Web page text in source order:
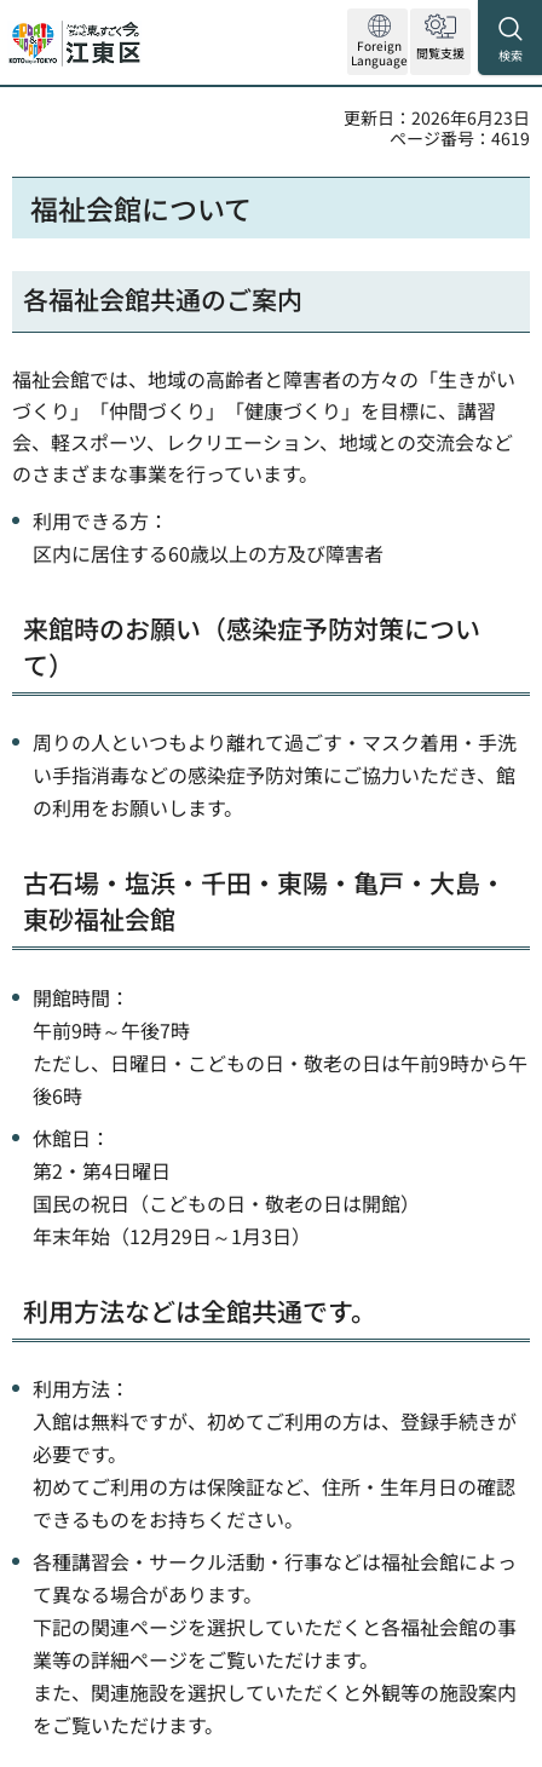
Foreign
Language 閲覧支援 検索
更新日：2026年6月23日
ページ番号：4619
福祉会館について
各福祉会館共通のご案内
福祉会館では、地域の高齢者と障害者の方々の「生きがい
づくり」「仲間づくり」「健康づくり」を目標に、講習
会、軽スポーツ、レクリエーション、地域との交流会など
のさまざまな事業を行っています。
利用できる方：
区内に居住する60歳以上の方及び障害者
来館時のお願い（感染症予防対策につい
て）
周りの人といつもより離れて過ごす・マスク着用・手洗
い手指消毒などの感染症予防対策にご協力いただき、館
の利用をお願いします。
古石場・塩浜・千田・東陽・亀戸・大島・
東砂福祉会館
開館時間：
午前9時～午後7時
ただし、日曜日・こどもの日・敬老の日は午前9時から午
後6時
休館日：
第2・第4日曜日
国民の祝日（こどもの日・敬老の日は開館）
年末年始（12月29日～1月3日）
利用方法などは全館共通です。
利用方法：
入館は無料ですが、初めてご利用の方は、登録手続きが
必要です。
初めてご利用の方は保険証など、住所・生年月日の確認
できるものをお持ちください。
各種講習会・サークル活動・行事などは福祉会館によっ
て異なる場合があります。
下記の関連ページを選択していただくと各福祉会館の事
業等の詳細ページをご覧いただけます。
また、関連施設を選択していただくと外観等の施設案内
をご覧いただけます。